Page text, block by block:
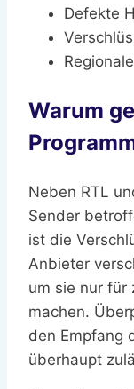
Defekte
Warum
Neben RTL
Sender
ist die
Anbieter
um sie nur für
machen.
den Empfang
überhaupt